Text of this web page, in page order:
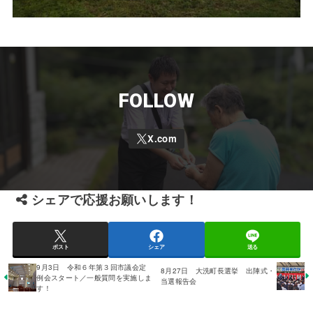
FOLLOW
シェアで応援お願いします！
ポスト シェア 送る
9月3日 令和６年第３回市議会定
例会スタート／一般質問を実施しま
す！
8月27日 大洗町長選挙 出陣式・
当選報告会